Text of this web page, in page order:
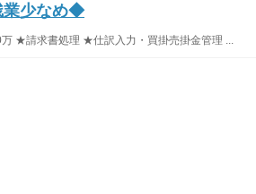
業少なめ◆
★請求書処理 ★仕訳入力・買掛売掛金管理 ...